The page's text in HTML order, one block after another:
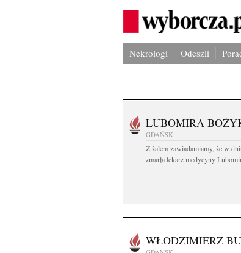
Nekrologi Odeszli
LUBOMIRA
GDAŃSK
Z żalem zawiadamiamy, że w
zmarła lekarz medycyny
WŁODZIMIERZ